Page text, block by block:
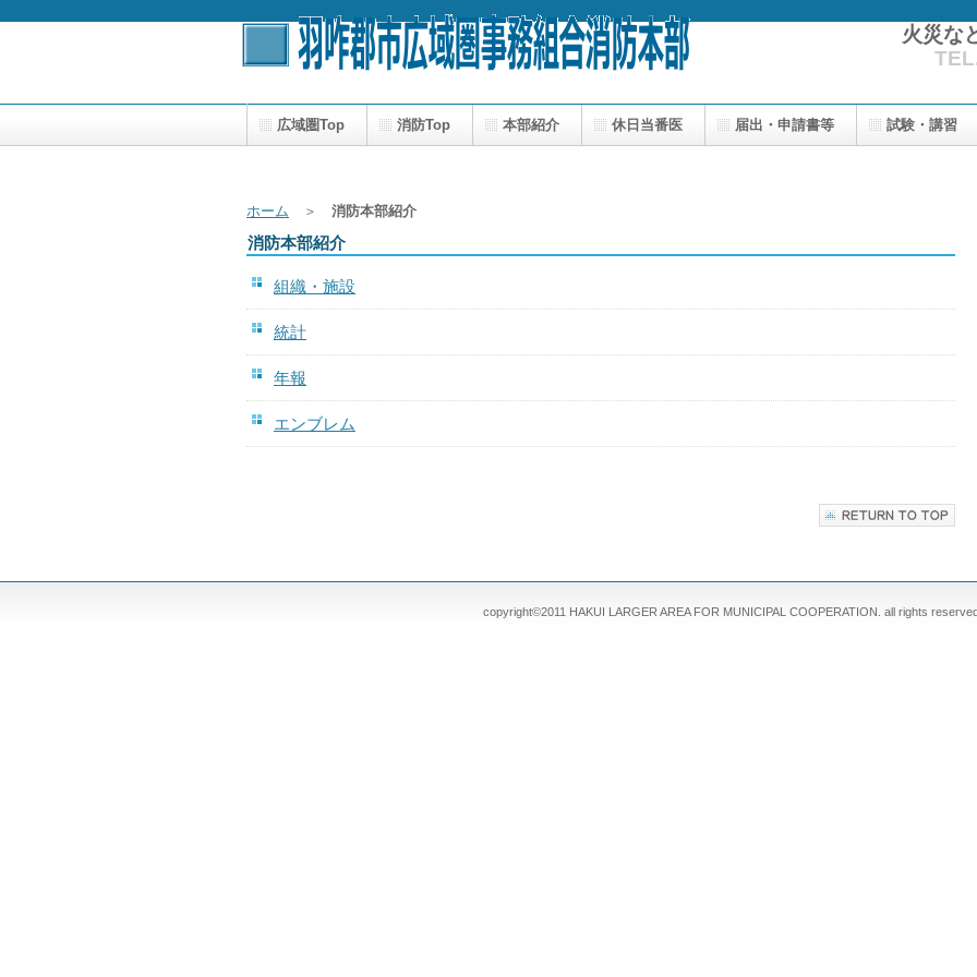
火災な
ホーム ＞ 消防本部紹介
消防本部紹介
組織・施設
統計
年報
エンブレム
広域圏Top 消防Top 本部紹介 休日当番医 届出・申請書等 試験・講習
copyright©2011 HAKUI LARGER AREA FOR MUNICIPAL COOPERATION. all rights